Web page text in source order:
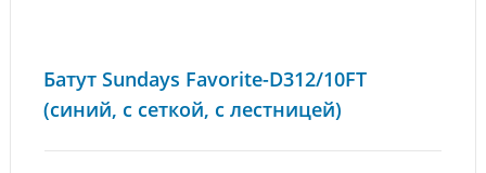
Батут Sundays Favorite-D312/10FT
(синий, с сеткой, с лестницей)